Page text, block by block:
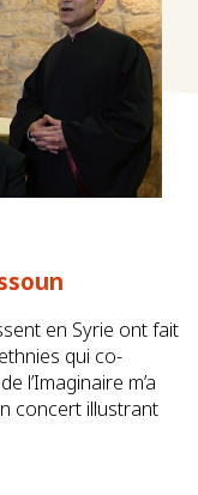
en Syrie ont fait
qui co-
l’Imaginaire m’a
concert illustrant